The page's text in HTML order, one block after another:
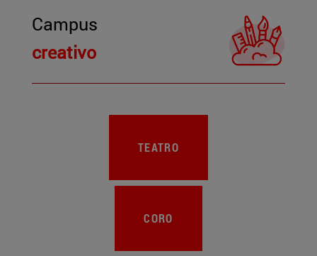
Campus
creativo
TEATRO
CORO